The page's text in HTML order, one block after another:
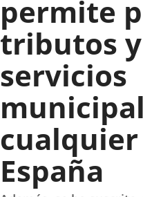
permite
tributos
servicios
España